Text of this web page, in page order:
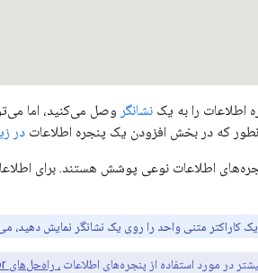
اطلاعات را به یک نشانگر وصل می‌کنید، اما
که در بخش افزودن یک پنجره اطلاعات در
اطلاعات نوعی پوشش هستند. برای
کاراکتر متنی واحد را روی یک نشانگر نمایش دهید،
در مورد استفاده از پنجره‌های اطلاعات ، راه‌حل‌های Store Locator را